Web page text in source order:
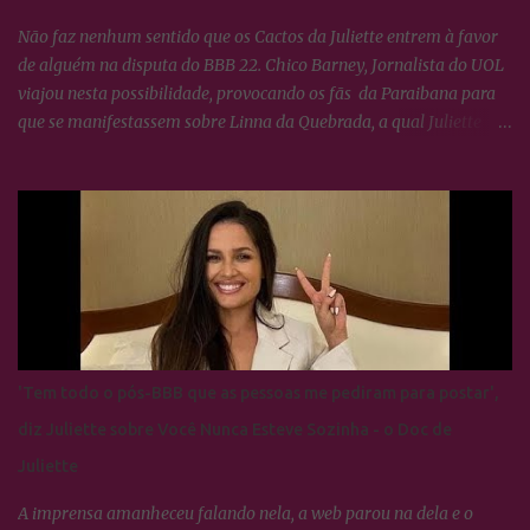
Não faz nenhum sentido que os Cactos da Juliette entrem à favor
de alguém na disputa do BBB 22. Chico Barney, Jornalista do UOL
viajou nesta possibilidade, provocando os fãs da Paraibana para
que se manifestassem sobre Linna da Quebrada, a qual Juliette
imediata, ou seja, nada fizeram por nenhum participante até
'Tem todo o pós-BBB que as pessoas me pediram para postar',
diz Juliette sobre Você Nunca Esteve Sozinha - o Doc de
Juliette
A imprensa amanheceu falando nela, a web parou na dela e o